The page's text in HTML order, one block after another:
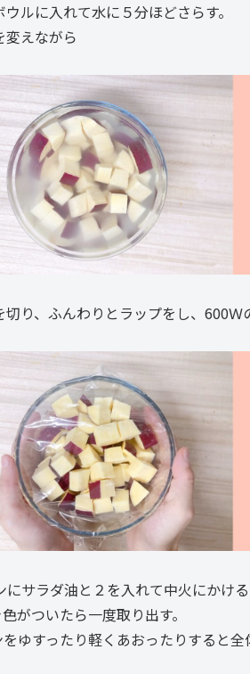
ウルに入れて水に５分ほどさらす。
えながら
切り、ふんわりとラップをし、600
にサラダ油と２を入れて中火にかけ
がついたら一度取り出す。
をゆすったり軽くあおったりすると